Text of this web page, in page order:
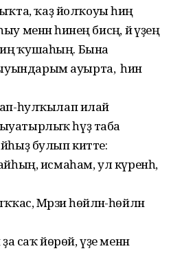
ҡаҙ йолҡоуы һиңә
менән һинең бисәң, йә үҙең
ҡушаһың. Бына
ауырта, ә һин
һулҡылап илай
һүҙ таба
булып китте:
исмаһам, ул күренһә,
Мәрзиә һөйләнә-һөйләнә
саҡ йөрөй, үҙе менән